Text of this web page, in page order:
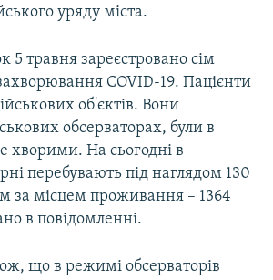
уряду міста.
5 травня зареєстровано сім
COVID-19. Пацієнти
об'єктів. Вони
обсерваторах, були в
хворими. На сьогодні в
перебувають під наглядом 130
за місцем проживання – 1364
в повідомленні.
що в режимі обсерваторів